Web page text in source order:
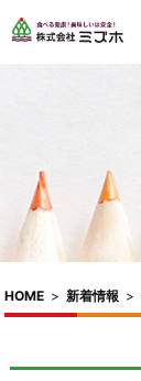
HOME > 新着情報 >